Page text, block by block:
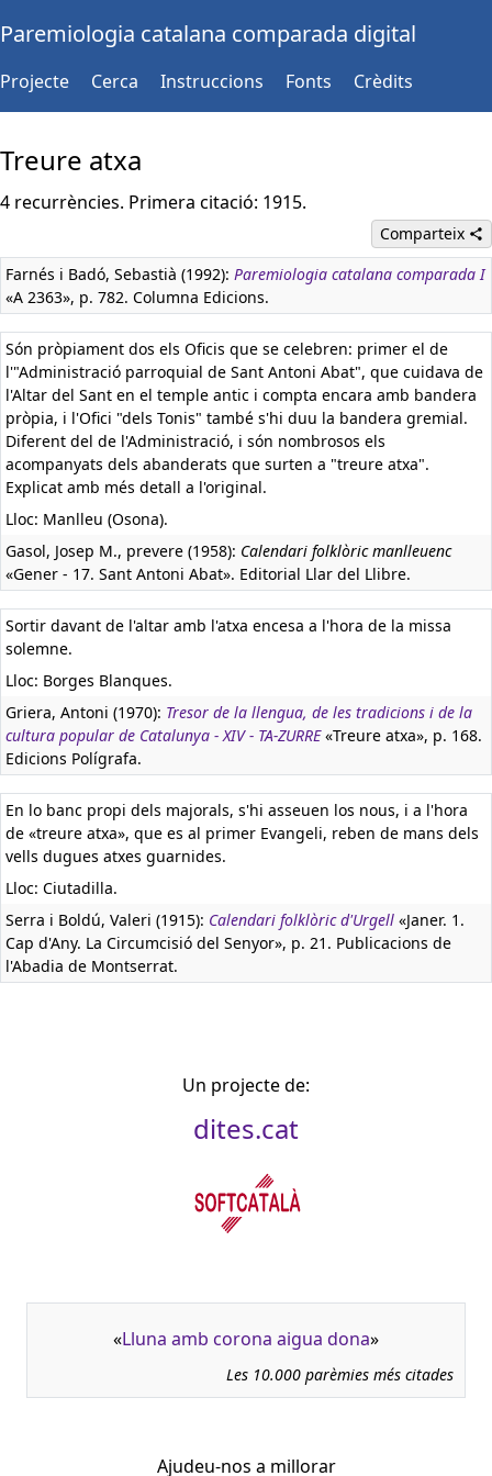
Paremiologia catalana comparada digital
Projecte Cerca Instruccions Fonts Crèdits
Treure atxa
4 recurrències. Primera citació: 1915.
Comparteix
Farnés i Badó, Sebastià (1992): Paremiologia catalana comparada I
«A 2363», p. 782. Columna Edicions.
Són pròpiament dos els Oficis que se celebren: primer el de
l'"Administració parroquial de Sant Antoni Abat", que cuidava de
l'Altar del Sant en el temple antic i compta encara amb bandera
pròpia, i l'Ofici "dels Tonis" també s'hi duu la bandera gremial.
Diferent del de l'Administració, i són nombrosos els
acompanyats dels abanderats que surten a "treure atxa".
Explicat amb més detall a l'original.
Lloc: Manlleu (Osona).
Gasol, Josep M., prevere (1958): Calendari folklòric manlleuenc
«Gener - 17. Sant Antoni Abat». Editorial Llar del Llibre.
Sortir davant de l'altar amb l'atxa encesa a l'hora de la missa
solemne.
Lloc: Borges Blanques.
Griera, Antoni (1970): Tresor de la llengua, de les tradicions i de la
cultura popular de Catalunya - XIV - TA-ZURRE«Treure atxa», p. 168.
Edicions Polígrafa.
En lo banc propi dels majorals, s'hi asseuen los nous, i a l'hora
de «treure atxa», que es al primer Evangeli, reben de mans dels
vells dugues atxes guarnides.
Lloc: Ciutadilla.
Serra i Boldú, Valeri (1915): Calendari folklòric d'Urgell «Janer. 1.
Cap d'Any. La Circumcisió del Senyor», p. 21. Publicacions de
l'Abadia de Montserrat.
Un projecte de:
dites.cat
«Lluna amb corona aigua dona»
Les 10.000 parèmies més citades
Ajudeu-nos a millorar